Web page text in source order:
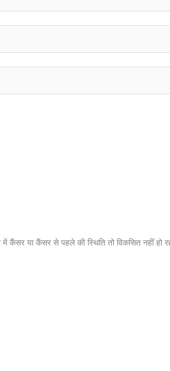
कैंसर या कैंसर से पहले की स्थिति तो विकसित नहीं हो